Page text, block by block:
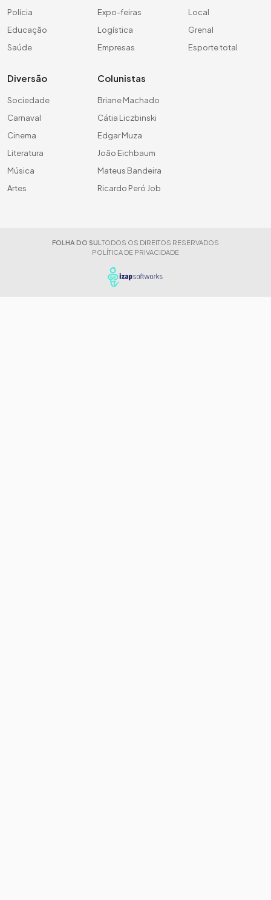
Polícia
Educação
Saúde
Expo-feiras
Logística
Empresas
Local
Grenal
Esporte total
Diversão
Sociedade
Carnaval
Cinema
Literatura
Música
Artes
Colunistas
Briane Machado
Cátia Liczbinski
Edgar Muza
João Eichbaum
Mateus Bandeira
Ricardo Peró Job
FOLHA DO SUL TODOS OS DIREITOS RESERVADOS
POLÍTICA DE PRIVACIDADE